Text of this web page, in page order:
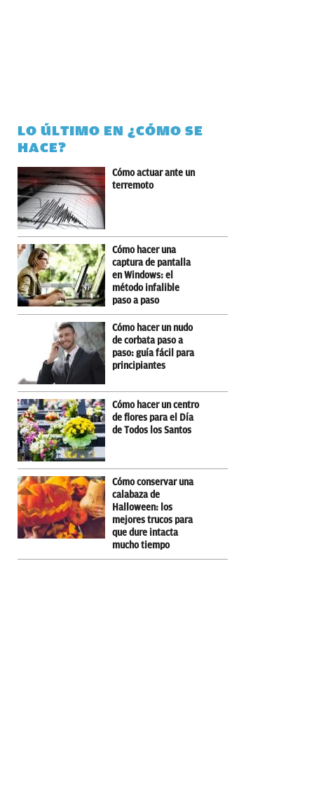
LO ÚLTIMO EN ¿CÓMO SE
HACE?
Cómo actuar ante un
terremoto
Cómo hacer una
captura de pantalla
en Windows: el
método infalible
paso a paso
Cómo hacer un nudo
de corbata paso a
paso: guía fácil para
principiantes
Cómo hacer un centro
de flores para el Día
de Todos los Santos
Cómo conservar una
calabaza de
Halloween: los
mejores trucos para
que dure intacta
mucho tiempo